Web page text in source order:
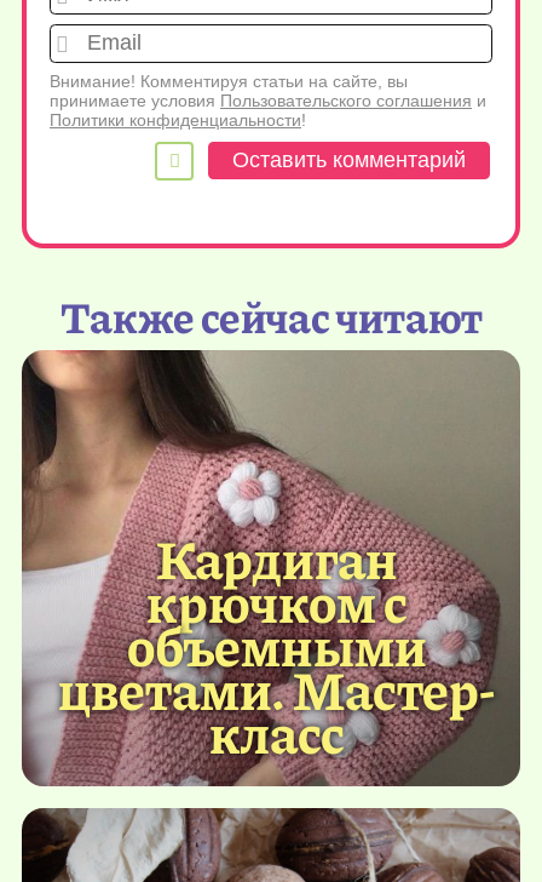
Внимание! Комментируя статьи на сайте, вы
принимаете условия Пользовательского соглашения и
Политики конфиденциальности!
Также сейчас читают
Кардиган
крючком с
объемными
цветами. Мастер-
класс